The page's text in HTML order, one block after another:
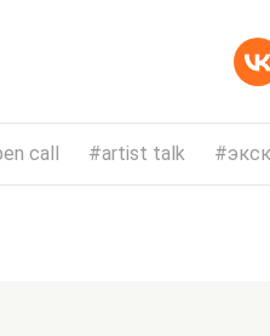
call artist talk